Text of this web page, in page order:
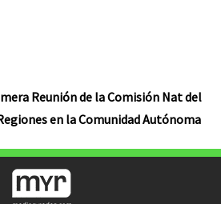
Reunión de la Comisión Nat del
en la Comunidad Autónoma